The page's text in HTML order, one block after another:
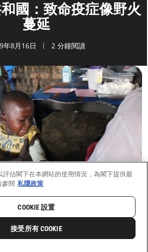
國：致命疫症像野火
蔓延
年8月16日 2 分鐘閱讀
頁最新動向前線新聞與故事
估閣下在本網站的使用情況，為閣下提供最
參閱 私隱政策
COOKIE 設置
接受所有 COOKIE